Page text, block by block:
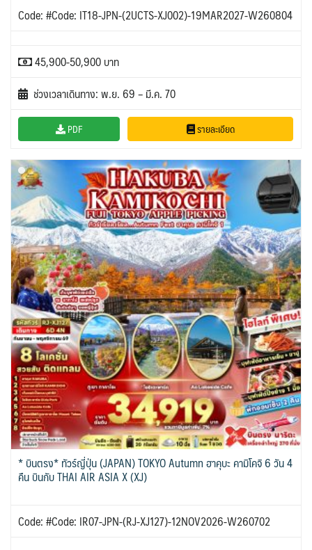
Code: #Code: IT18-JPN-(2UCTS-XJ002)-19MAR2027-W260804
45,900-50,900 บาท
ช่วงเวลาเดินทาง: พ.ย. 69 – มี.ค. 70
PDF รายละเอียด
* บินตรง* ทัวร์ญี่ปุ่น (JAPAN) TOKYO Autumn ฮาคุบะ คามิโคจิ 6 วัน 4
คืน บินกับ THAI AIR ASIA X (XJ)
Code: #Code: IR07-JPN-(RJ-XJ127)-12NOV2026-W260702